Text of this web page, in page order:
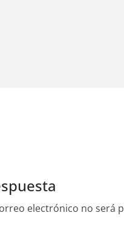
electrónico no será